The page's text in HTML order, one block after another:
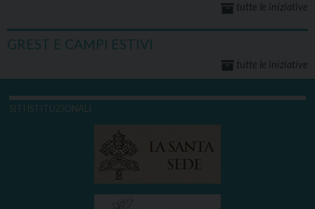
tutte le iniziative
GREST E CAMPI ESTIVI
tutte le iniziative
SITI ISTITUZIONALI